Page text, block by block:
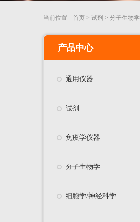
当前位置： 首页 > 试剂 > 分子生物学
产品中心
通用仪器
试剂
免疫学仪器
分子生物学
细胞学/神经科学